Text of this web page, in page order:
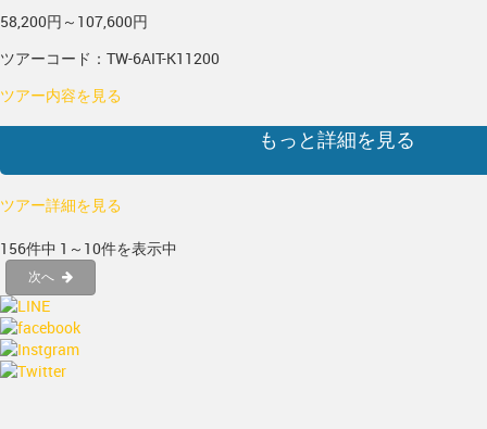
58,200円～107,600円
ツアーコード：TW-6AIT-K11200
ツアー内容を見る
もっと詳細を見る
ツアー詳細を見る
156件中 1～10件を表示中
次へ